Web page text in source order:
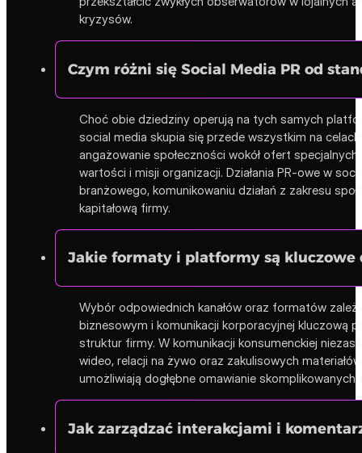
kryzysów.
Czym różni się Social Media PR od
Choć obie dziedziny operują na tych samych
social media skupia się przede wszystkim na
angażowanie społeczności wokół ofert
wartości i misji organizacji. Działania PR-owe w
branżowego, komunikowaniu działań z zakresu
kapitałową firmy.
Jakie formaty i platformy są kluczowe
Wybór odpowiednich kanałów oraz formatów
biznesowym i komunikacji korporacyjnej kluczową
struktur firmy. W komunikacji konsumenckiej
wideo, relacji na żywo oraz zakulisowych
umożliwiają dogłębne omawianie
Jak zarządzać interakcjami i